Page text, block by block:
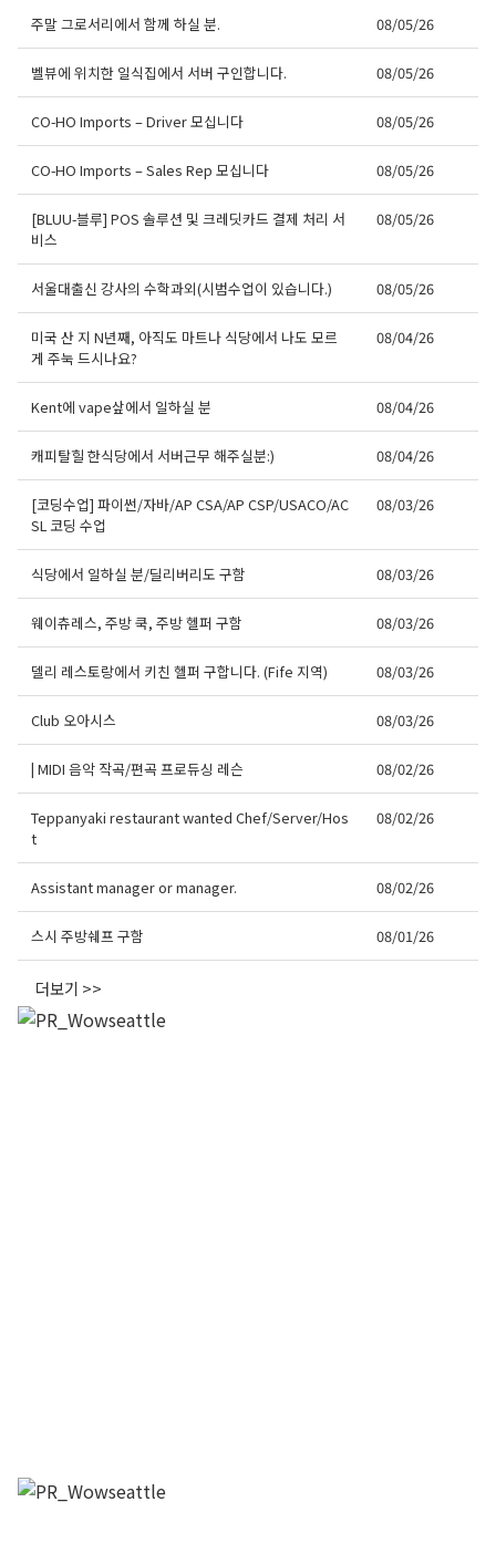
주말 그로서리에서 함께 하실 분. 08/05/26
벨뷰에 위치한 일식집에서 서버 구인합니다. 08/05/26
CO-HO Imports – Driver 모십니다 08/05/26
CO-HO Imports – Sales Rep 모십니다 08/05/26
[BLUU-블루] POS 솔루션 및 크레딧카드 결제 처리 서
비스
08/05/26
서울대출신 강사의 수학과외(시범수업이 있습니다.) 08/05/26
미국 산 지 N년째, 아직도 마트나 식당에서 나도 모르
게 주눅 드시나요?
08/04/26
Kent에 vape샆에서 일하실 분 08/04/26
캐피탈힐 한식당에서 서버근무 해주실분:) 08/04/26
[코딩수업] 파이썬/자바/AP CSA/AP CSP/USACO/AC
SL 코딩 수업
08/03/26
식당에서 일하실 분/딜리버리도 구함 08/03/26
웨이츄레스, 주방 쿡, 주방 헬퍼 구함 08/03/26
델리 레스토랑에서 키친 헬퍼 구합니다. (Fife 지역) 08/03/26
Club 오아시스 08/03/26
| MIDI 음악 작곡/편곡 프로듀싱 레슨 08/02/26
Teppanyaki restaurant wanted Chef/Server/Hos
t
08/02/26
Assistant manager or manager. 08/02/26
스시 주방쉐프 구함 08/01/26
더보기 >>